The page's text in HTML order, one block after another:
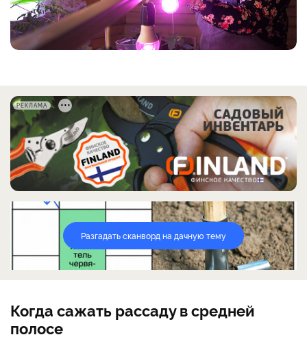
РЕКЛАМА
Разгадать сканворд на дачную тему
Когда сажать рассаду в средней
полосе